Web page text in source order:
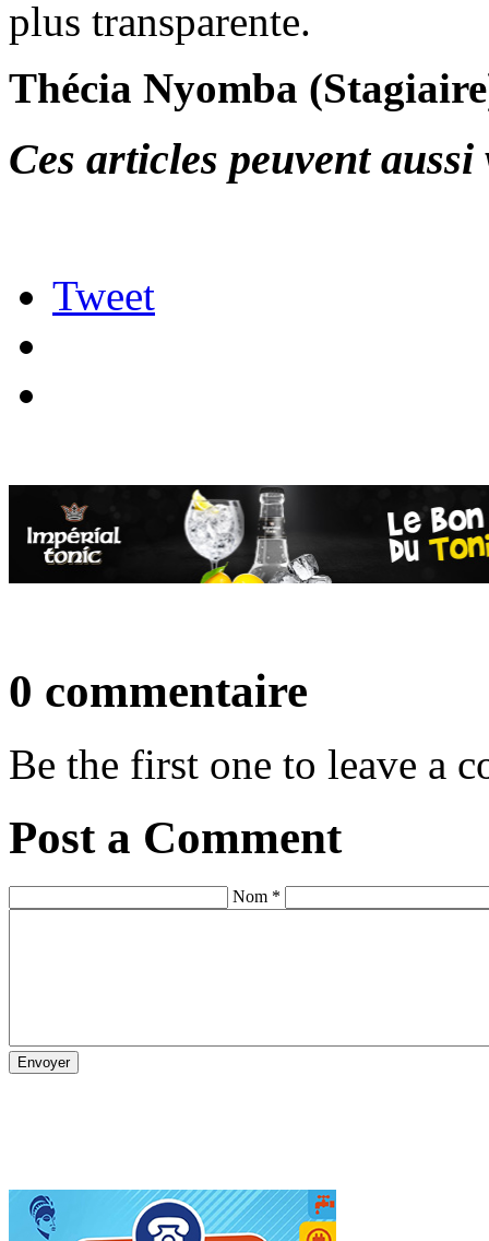
plus transparente.
Thécia Nyomba
Ces articles peuvent
Tweet
0 commentaire
Be the first one to leave a
Post a Comment
Nom *